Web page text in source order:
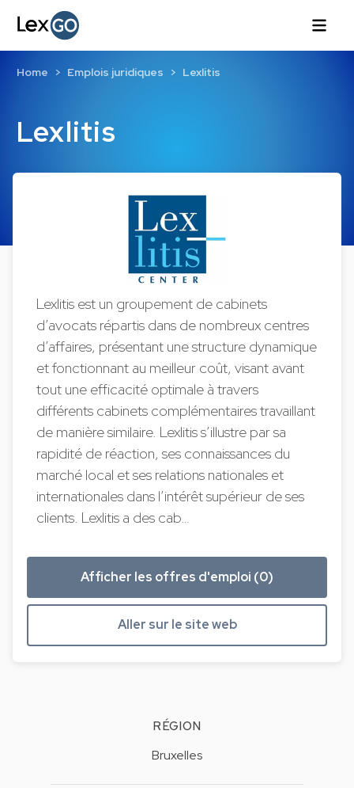
Lexlitis
Home Emplois juridiques Lexlitis
Lexlitis est un groupement de cabinets
d’avocats répartis dans de nombreux centres
d’affaires, présentant une structure dynamique
et fonctionnant au meilleur coût, visant avant
tout une efficacité optimale à travers
différents cabinets complémentaires travaillant
de manière similaire. Lexlitis s’illustre par sa
rapidité de réaction, ses connaissances du
marché local et ses relations nationales et
internationales dans l’intérêt supérieur de ses
clients. Lexlitis a des cab…
Afficher les offres d'emploi (0)
Aller sur le site web
RÉGION
Bruxelles